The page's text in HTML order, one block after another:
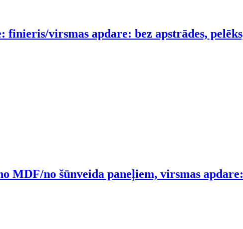
finieris/virsmas apdare: bez apstrādes,
MDF/no šūnveida paneļiem, virsmas